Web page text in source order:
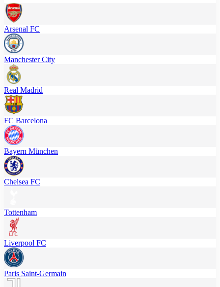
Arsenal FC
Manchester City
Real Madrid
FC Barcelona
Bayern München
Chelsea FC
Tottenham
Liverpool FC
Paris Saint-Germain